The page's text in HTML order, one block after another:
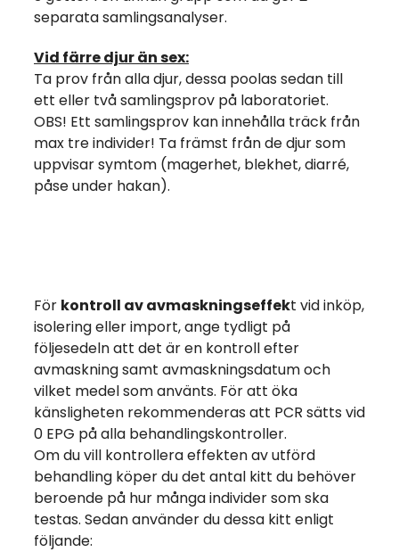
separata samlingsanalyser.
Vid färre djur än sex:
Ta prov från alla djur, dessa poolas sedan till
ett eller två samlingsprov på laboratoriet.
OBS! Ett samlingsprov kan innehålla träck från
max tre individer! Ta främst från de djur som
uppvisar symtom (magerhet, blekhet, diarré,
påse under hakan).
För kontroll av avmaskningseffekt vid inköp,
isolering eller import, ange tydligt på
följesedeln att det är en kontroll efter
avmaskning samt avmaskningsdatum och
vilket medel som använts. För att öka
känsligheten rekommenderas att PCR sätts vid
0 EPG på alla behandlingskontroller.
Om du vill kontrollera effekten av utförd
behandling köper du det antal kitt du behöver
beroende på hur många individer som ska
testas. Sedan använder du dessa kitt enligt
följande: